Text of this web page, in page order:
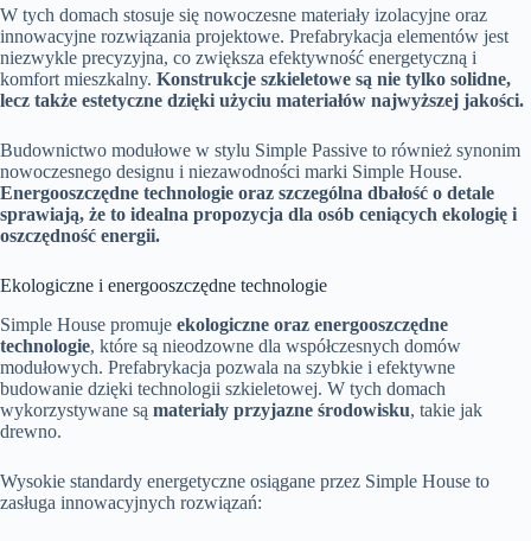
W tych domach stosuje się nowoczesne materiały izolacyjne oraz
innowacyjne rozwiązania projektowe. Prefabrykacja elementów jest
niezwykle precyzyjna, co zwiększa efektywność energetyczną i
komfort mieszkalny. Konstrukcje szkieletowe są nie tylko solidne,
lecz także estetyczne dzięki użyciu materiałów najwyższej jakości.
Budownictwo modułowe w stylu Simple Passive to również synonim
nowoczesnego designu i niezawodności marki Simple House.
Energooszczędne technologie oraz szczególna dbałość o detale
sprawiają, że to idealna propozycja dla osób ceniących ekologię i
oszczędność energii.
Ekologiczne i energooszczędne technologie
Simple House promuje ekologiczne oraz energooszczędne
technologie, które są nieodzowne dla współczesnych domów
modułowych. Prefabrykacja pozwala na szybkie i efektywne
budowanie dzięki technologii szkieletowej. W tych domach
wykorzystywane są materiały przyjazne środowisku, takie jak
drewno.
Wysokie standardy energetyczne osiągane przez Simple House to
zasługa innowacyjnych rozwiązań: